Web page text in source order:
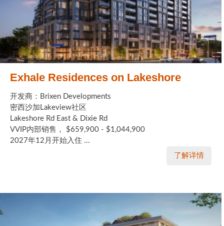
Exhale Residences on Lakeshore
开发商：Brixen Developments
密西沙加Lakeview社区
Lakeshore Rd East & Dixie Rd
VVIP内部销售， $659,900 - $1,044,900
2027年12月开始入住 ...
了解详情